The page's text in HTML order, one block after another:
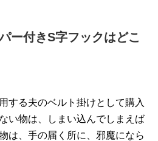
ー付きS字フックはどこ
する夫のベルト掛けとして購入
い物は、しまい込んでしまえば
は、手の届く所に、邪魔になら